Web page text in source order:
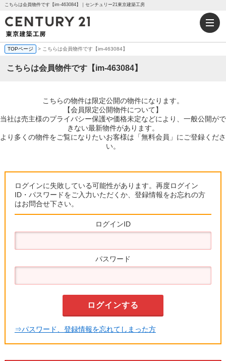
こちらは会員物件です【im-463084】｜センチュリー21東京建築工房
TOPページ > こちらは会員物件です【im-463084】
こちらは会員物件です【im-463084】
こちらの物件は限定公開の物件になります。
【会員限定公開物件について】
当社は売主様のプライバシー保護や価格未定などにより、一般公開がで
きない最新物件があります。
より多くの物件をご覧になりたいお客様は「無料会員」にご登録くださ
い。
ログインに失敗している可能性があります。再度ログイン
ID・パスワードをご入力いただくか、登録情報をお忘れの方
はお問合せ下さい。
ログインID
パスワード
⇒パスワード、登録情報を忘れてしまった方